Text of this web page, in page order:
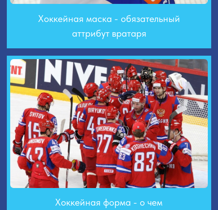
Хоккейная форма - о чем
следует знать
Особенности хоккейных
шлемов